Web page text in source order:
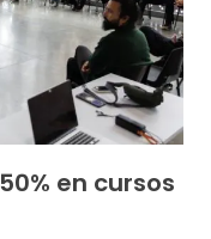
en cursos